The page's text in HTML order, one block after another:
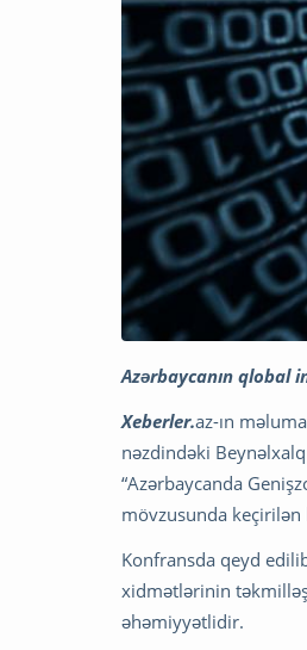
Azərbaycanın qlobal
Xeberler.az-ın
nəzdindəki
“Azərbaycanda
mövzusunda
Konfransda qeyd
xidmətlərinin
əhəmiyyətlidir.